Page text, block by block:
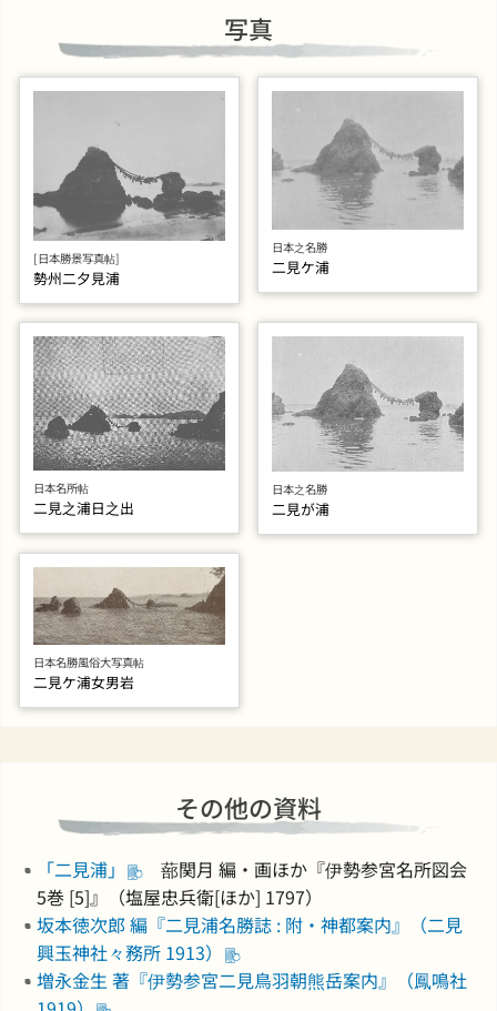
写真
[日本勝景写真帖]
勢州二夕見浦
日本之名勝
二見ケ浦
日本名所帖
二見之浦日之出
日本之名勝
二見が浦
日本名勝風俗大写真帖
二見ケ浦女男岩
その他の資料
「二見浦」
蔀関月 編・画ほか『伊勢参宮名所図会
5巻 [5]』（塩屋忠兵衛[ほか] 1797）
坂本徳次郎 編『二見浦名勝誌 : 附・神都案内』（二見
興玉神社々務所 1913）
増永金生 著『伊勢参宮二見鳥羽朝熊岳案内』（鳳鳴社